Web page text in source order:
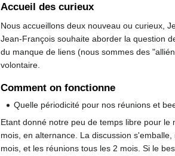
Accueil des curieux
Nous accueillons deux nouveau ou curieux,
Jean-François souhaite aborder la question
du manque de liens (nous sommes des
volontaire.
Comment on fonctionne
Quelle périodicité pour nos réunions et
Etant donné notre peu de temps libre pour
mois, en alternance. La discussion
mois, et les réunions tous les 2 mois. Si le